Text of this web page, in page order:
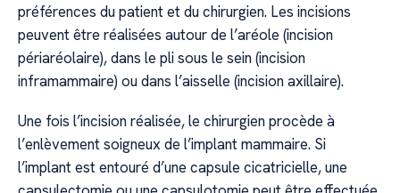
préférences du patient et du chirurgien. Les incisions
peuvent être réalisées autour de l’aréole (incision
périaréolaire), dans le pli sous le sein (incision
inframammaire) ou dans l’aisselle (incision axillaire).
Une fois l’incision réalisée, le chirurgien procède à
l’enlèvement soigneux de l’implant mammaire. Si
l’implant est entouré d’une capsule cicatricielle, une